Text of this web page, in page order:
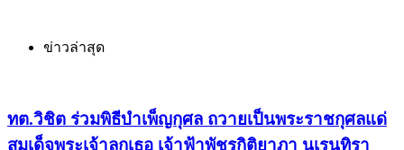
ข่าวล่าสุด
ทต.วิชิต ร่วมพิธีบำเพ็ญกุศล ถวายเป็นพระราชกุศลแด่
สมเด็จพระเจ้าลูกเธอ เจ้าฟ้าพัชรกิติยาภา นเรนทิรา